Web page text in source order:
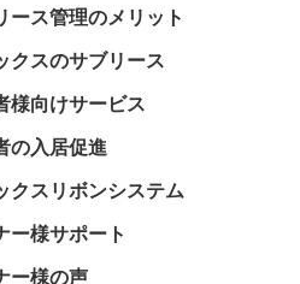
ース管理のメリット
クスのサブリース
様向けサービス
の入居促進
クスリボンシステム
ー様サポート
ー様の声